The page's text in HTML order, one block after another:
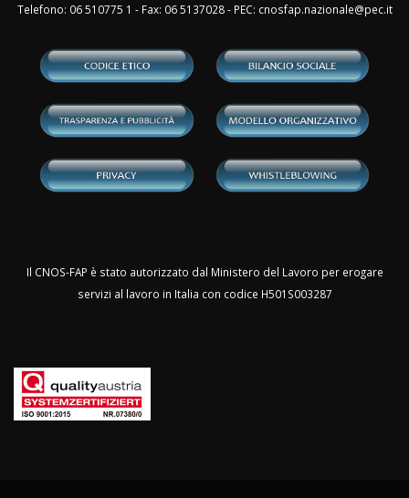
Telefono: 06 510775 1 - Fax: 06 5137028 - PEC: cnosfap.nazionale@pec.it
Il CNOS-FAP è stato autorizzato dal Ministero del Lavoro per erogare
servizi al lavoro in Italia con codice H501S003287